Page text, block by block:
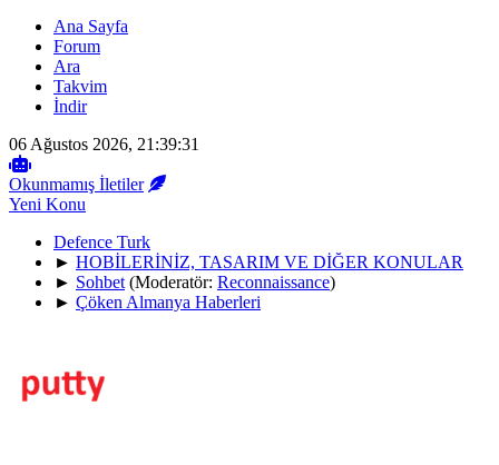
Ana Sayfa
Forum
Ara
Takvim
İndir
06 Ağustos 2026, 21:39:31
Okunmamış İletiler
Yeni Konu
Defence Turk
► HOBİLERİNİZ, TASARIM VE DİĞER KONULAR
► Sohbet (Moderatör: Reconnaissance)
► Çöken Almanya Haberleri